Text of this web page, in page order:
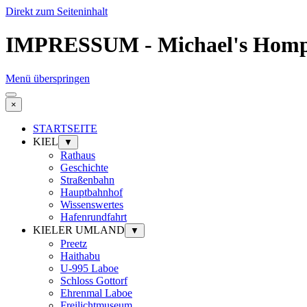
Direkt zum Seiteninhalt
IMPRESSUM - Michael's
Menü überspringen
×
STARTSEITE
KIEL
▼
Rathaus
Geschichte
Straßenbahn
Hauptbahnhof
Wissenswertes
Hafenrundfahrt
KIELER UMLAND
▼
Preetz
Haithabu
U-995 Laboe
Schloss Gottorf
Ehrenmal Laboe